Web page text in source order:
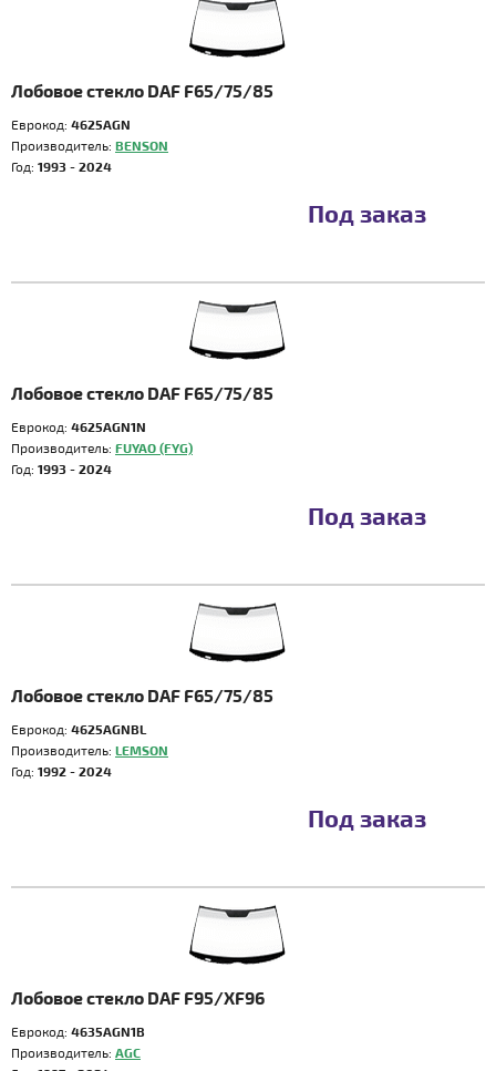
Лобовое стекло DAF F65/75/85
Еврокод: 4625AGN
Производитель: BENSON
Год: 1993 - 2024
Под заказ
Лобовое стекло DAF F65/75/85
Еврокод: 4625AGN1N
Производитель: FUYAO (FYG)
Год: 1993 - 2024
Под заказ
Лобовое стекло DAF F65/75/85
Еврокод: 4625AGNBL
Производитель: LEMSON
Год: 1992 - 2024
Под заказ
Лобовое стекло DAF F95/XF96
Еврокод: 4635AGN1B
Производитель: AGC